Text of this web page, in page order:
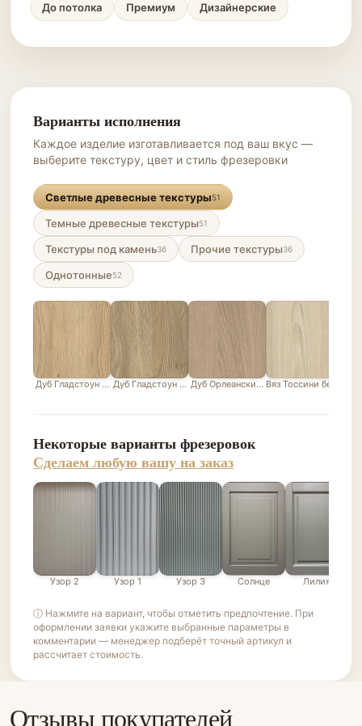
До потолка Премиум Дизайнерские
Варианты исполнения
Каждое изделие изготавливается под ваш вкус —
выберите текстуру, цвет и стиль фрезеровки
Светлые древесные текстуры51
Темные древесные текстуры51
Текстуры под камень36 Прочие текстуры36
Однотонные52
Дуб Гладстоун песочныйДуб Гладстоун серо-бежевыйДуб Орлеанский песочно-бежевый
Вяз Тоссини белый
Некоторые варианты фрезеровок
Сделаем любую вашу на заказ
Узор 2 Узор 1 Узор 3 Солнце Лилия
ⓘ Нажмите на вариант, чтобы отметить предпочтение. При
оформлении заявки укажите выбранные параметры в
комментарии — менеджер подберёт точный артикул и
рассчитает стоимость.
Отзывы покупателей